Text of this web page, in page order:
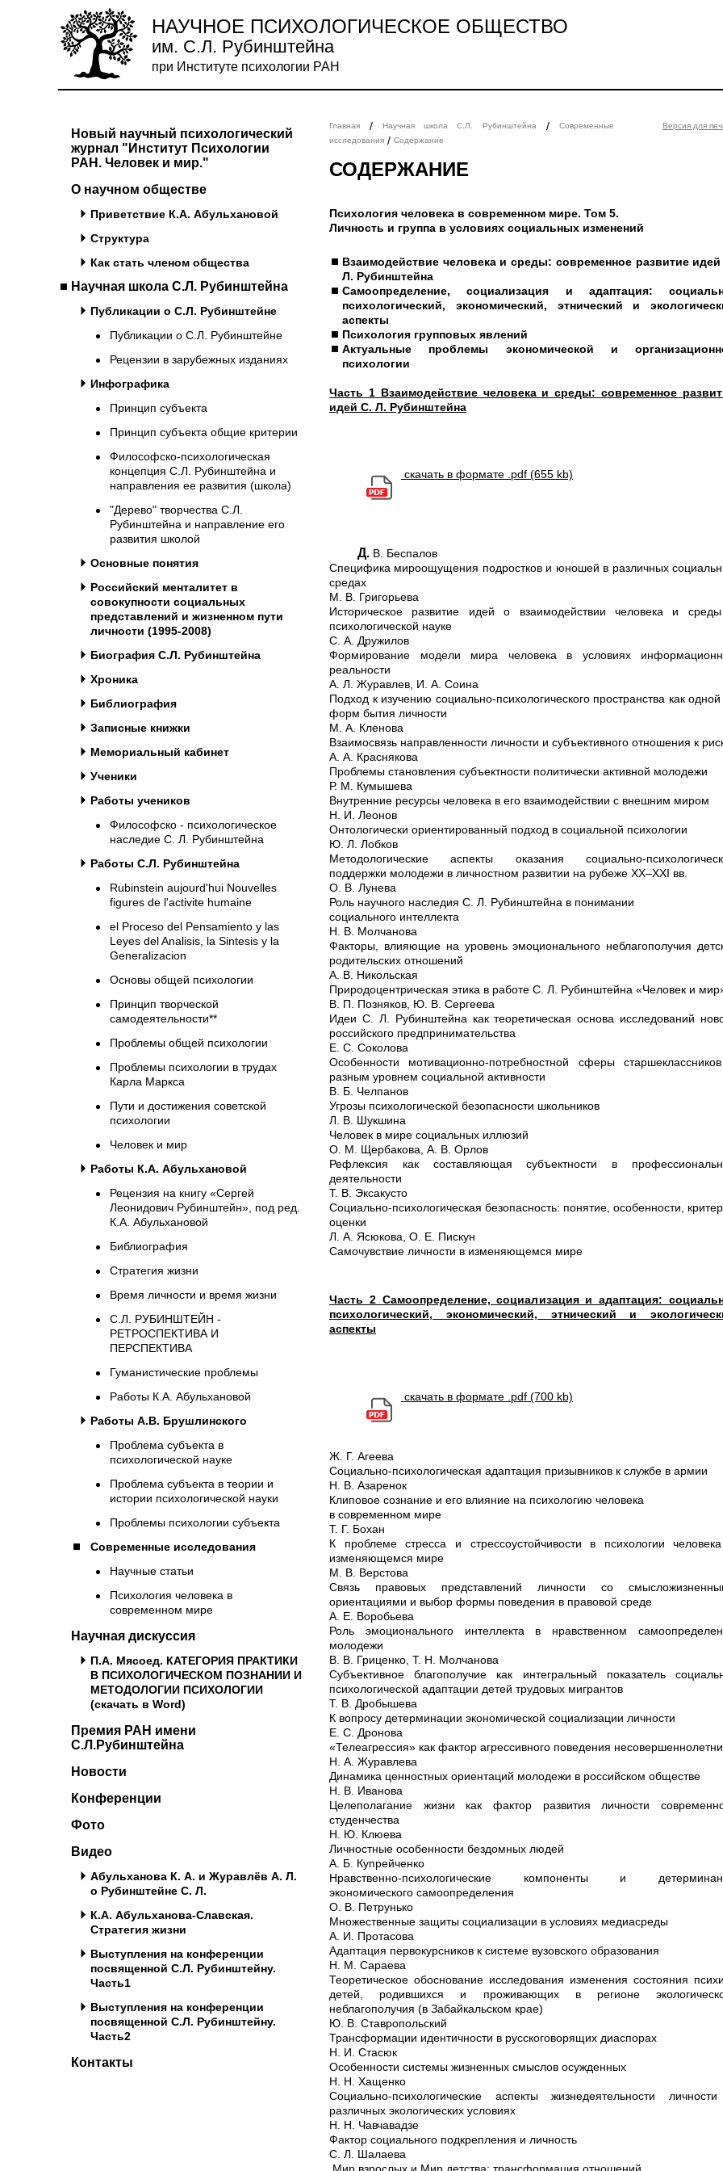
НАУЧНОЕ ПСИХОЛОГИЧЕСКОЕ ОБЩЕСТВО
им. С.Л. Рубинштейна
при Институте психологии РАН
Новый научный психологический
журнал "Институт Психологии
РАН. Человек и мир."
О научном обществе
Приветствие К.А. Абульхановой
Структура
Как стать членом общества
Научная школа С.Л. Рубинштейна
Публикации о С.Л. Рубинштейне
Публикации о С.Л. Рубинштейне
Рецензии в зарубежных изданиях
Инфографика
Принцип субъекта
Принцип субъекта общие критерии
Философско-психологическая
концепция С.Л. Рубинштейна и
направления ее развития (школа)
"Дерево" творчества С.Л.
Рубинштейна и направление его
развития школой
Основные понятия
Российский менталитет в
совокупности социальных
представлений и жизненном пути
личности (1995-2008)
Биография С.Л. Рубинштейна
Хроника
Библиография
Записные книжки
Мемориальный кабинет
Ученики
Работы учеников
Философско - психологическое
наследие С. Л. Рубинштейна
Работы С.Л. Рубинштейна
Rubinstein aujourd'hui Nouvelles
figures de l'activite humaine
el Proceso del Pensamiento y las
Leyes del Analisis, la Sintesis y la
Generalizacion
Основы общей психологии
Принцип творческой
самодеятельности**
Проблемы общей психологии
Проблемы психологии в трудах
Карла Маркса
Пути и достижения советской
психологии
Человек и мир
Работы К.А. Абульхановой
Рецензия на книгу «Сергей
Леонидович Рубинштейн», под ред.
К.А. Абульхановой
Библиография
Стратегия жизни
Время личности и время жизни
С.Л. РУБИНШТЕЙН -
РЕТРОСПЕКТИВА И
ПЕРСПЕКТИВА
Гуманистические проблемы
Работы К.А. Абульхановой
Работы А.В. Брушлинского
Проблема субъекта в
психологической науке
Проблема субъекта в теории и
истории психологической науки
Проблемы психологии субъекта
Современные исследования
Научные статьи
Психология человека в
современном мире
Научная дискуссия
П.А. Мясоед. КАТЕГОРИЯ ПРАКТИКИ
В ПСИХОЛОГИЧЕСКОМ ПОЗНАНИИ И
МЕТОДОЛОГИИ ПСИХОЛОГИИ
(скачать в Word)
Премия РАН имени
С.Л.Рубинштейна
Новости
Конференции
Фото
Видео
Абульханова К. А. и Журавлёв А. Л.
о Рубинштейне С. Л.
К.А. Абульханова-Славская.
Стратегия жизни
Выступления на конференции
посвященной С.Л. Рубинштейну.
Часть1
Выступления на конференции
посвященной С.Л. Рубинштейну.
Часть2
Контакты
Главная / Научная школа С.Л. Рубинштейна/
Современные
исследования / Содержание
Версия для
СОДЕРЖАНИЕ
Психология человека в современном мире. Том 5.
Личность и группа в условиях социальных изменений
Взаимодействие человека и среды: современное развитие
Л. Рубинштейна
Самоопределение, социализация и адаптация:
психологический, экономический, этнический и
аспекты
Психология групповых явлений
Актуальные проблемы экономической и
психологии
Часть 1 Взаимодействие человека и среды: современное
идей С. Л. Рубинштейна
скачать в формате .pdf (655 kb)
Д. В. Беспалов
Специфика мироощущения подростков и юношей в различных
средах
М. В. Григорьева
Историческое развитие идей о взаимодействии человека и
психологической науке
С. А. Дружилов
Формирование модели мира человека в условиях
реальности
А. Л. Журавлев, И. А. Соина
Подход к изучению социально-психологического пространства как одной
форм бытия личности
М. А. Кленова
Взаимосвязь направленности личности и субъективного отношения к
А. А. Краснякова
Проблемы становления субъектности политически активной молодежи
Р. М. Кумышева
Внутренние ресурсы человека в его взаимодействии с внешним миром
Н. И. Леонов
Онтологически ориентированный подход в социальной психологии
Ю. Л. Лобков
Методологические аспекты оказания социально-
поддержки молодежи в личностном развитии на рубеже XX–XXI вв.
О. В. Лунева
Роль научного наследия С. Л. Рубинштейна в понимании
социального интеллекта
Н. В. Молчанова
Факторы, влияющие на уровень эмоционального неблагополучия
родительских отношений
А. В. Никольская
Природоцентрическая этика в работе С. Л. Рубинштейна «Человек и
В. П. Позняков, Ю. В. Сергеева
Идеи С. Л. Рубинштейна как теоретическая основа исследований
российского предпринимательства
Е. С. Соколова
Особенности мотивационно-потребностной сферы
разным уровнем социальной активности
В. Б. Челпанов
Угрозы психологической безопасности школьников
Л. В. Шукшина
Человек в мире социальных иллюзий
О. М. Щербакова, А. В. Орлов
Рефлексия как составляющая субъектности в
деятельности
Т. В. Эксакусто
Социально-психологическая безопасность: понятие, особенности,
оценки
Л. А. Ясюкова, О. Е. Пискун
Самочувствие личности в изменяющемся мире
Часть 2 Самоопределение, социализация и адаптация:
психологический, экономический, этнический и
аспекты
скачать в формате .pdf (700 kb)
Ж. Г. Агеева
Социально-психологическая адаптация призывников к службе в армии
Н. В. Азаренок
Клиповое сознание и его влияние на психологию человека
в современном мире
Т. Г. Бохан
К проблеме стресса и стрессоустойчивости в психологии
изменяющемся мире
М. В. Верстова
Связь правовых представлений личности со
ориентациями и выбор формы поведения в правовой среде
А. Е. Воробьева
Роль эмоционального интеллекта в нравственном
молодежи
В. В. Гриценко, Т. Н. Молчанова
Субъективное благополучие как интегральный показатель
психологической адаптации детей трудовых мигрантов
Т. В. Дробышева
К вопросу детерминации экономической социализации личности
Е. С. Дронова
«Телеагрессия» как фактор агрессивного поведения
Н. А. Журавлева
Динамика ценностных ориентаций молодежи в российском обществе
Н. В. Иванова
Целеполагание жизни как фактор развития личности
студенчества
Н. Ю. Клюева
Личностные особенности бездомных людей
А. Б. Купрейченко
Нравственно-психологические компоненты и
экономического самоопределения
О. В. Петрунько
Множественные защиты социализации в условиях медиасреды
А. И. Протасова
Адаптация первокурсников к системе вузовского образования
Н. М. Сараева
Теоретическое обоснование исследования изменения состояния
детей, родившихся и проживающих в регионе
неблагополучия (в Забайкальском крае)
Ю. В. Ставропольский
Трансформации идентичности в русскоговорящих диаспорах
Н. И. Стасюк
Особенности системы жизненных смыслов осужденных
Н. Н. Хащенко
Социально-психологические аспекты жизнедеятельности
различных экологических условиях
Н. Н. Чавчавадзе
Фактор социального подкрепления и личность
С. Л. Шалаева
Мир взрослых и Мир детства: трансформация отношений